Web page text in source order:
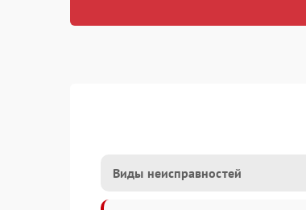
Виды неисправностей